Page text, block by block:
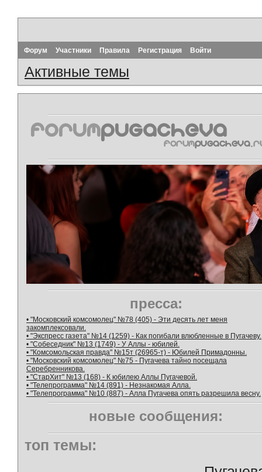
Форум Участники Правила Регистрация Войти
Активные темы
пресса:
• "Московский комсомолец" №78 (405) - Эти десять лет меня
закомплексовали.
• "Экспресс газета" №14 (1259) - Как погибали влюбленные в Пугачеву.
• "Собеседник" №13 (1749) - У Аллы - юбилей.
• "Комсомольская правда" №15т (26965-т) - Юбилей Примадонны.
• "Московский комсомолец" №75 - Пугачева тайно посещала
Серебренникова.
• "СтарХит" №13 (168) - К юбилею Аллы Пугачевой.
• "Телепрограмма" №14 (891) - Незнакомая Алла.
• "Телепрограмма" №10 (887) - Алла Пугачева опять разрешила весну.
новые сообщения:
топ темы: